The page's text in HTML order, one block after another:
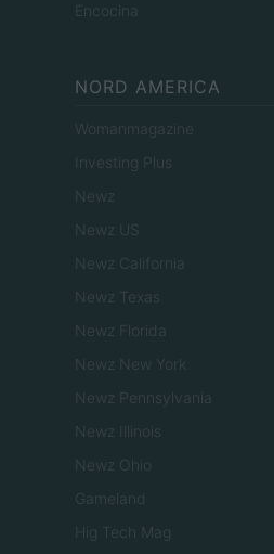
Encocina
NORD AMERICA
Womanmagazine
Investing Plus
Newz
Newz US
Newz California
Newz Texas
Newz Florida
Newz New York
Newz Pennsylvania
Newz Illinois
Newz Ohio
Gameland
Hig Tech Mag